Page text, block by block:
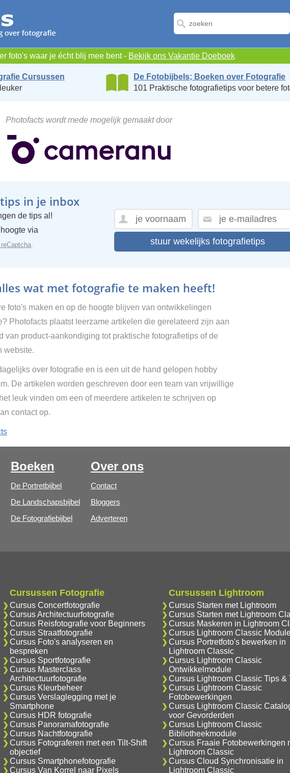
foto's waar je écht blij mee bent - Bekijk ons Vakantie Doeboek
Cursussen
De Fotobijbels; Boeken over Fotografie
101 Praktische fotografietips voor betere
Photofacts wordt mede mogelijk gemaakt door
in je inbox
de tips al!
via
. stuur wekelijks fotografietips
wat met fotografie te maken heeft!
foto's maken en op de hoogte blijven van ontwikkelingen
Photofacts plaatst leerzame artikelen die gerelateerd zijn aan
van product-aankondiging tot praktische fotografietips of de
website.
over fotografie en is een uit de hand gelopen hobby
De artikelen worden geschreven door een team van vrijwillige
leuk vinden om een of meerdere artikelen te schrijven op
contact op.
Boeken
De Portretbijbel
De Landschapsbijbel
De Fotografiebijbel
Over ons
Contact
Bloggers
Adverteren
Cursussen Fotografie
Cursus Concertfotografie
Cursus Architectuurfotografie
Cursus Reisfotografie voor Beginners
Cursus Straatfotografie
Cursus Foto's analyseren en
bespreken
Cursus Sportfotografie
Cursus Masterclass
Architectuurfotografie
Cursus Kleurbeheer
Cursus Verslaglegging met je
Smartphone
Cursus HDR fotografie
Cursus Panoramafotografie
Cursus Nachtfotografie
Cursus Fotograferen met een Tilt-Shift
objectief
Cursus Smartphonefotografie
Cursus Van Korrel naar Pixels
Cursussen Lightroom
Cursus Starten met Lightroom
Cursus Starten met Lightroom
Cursus Maskeren in Lightroom
Cursus Lightroom Classic
Cursus Portretfoto's bewerken in
Lightroom Classic
Cursus Lightroom Classic
Ontwikkelmodule
Cursus Lightroom Classic Tips &
Cursus Lightroom Classic
Fotobewerkingen
Cursus Lightroom Classic
voor Gevorderden
Cursus Lightroom Classic
Bibliotheekmodule
Cursus Fraaie Fotobewerkingen
Lightroom Classic
Cursus Cloud Synchronisatie in
Lightroom Classic